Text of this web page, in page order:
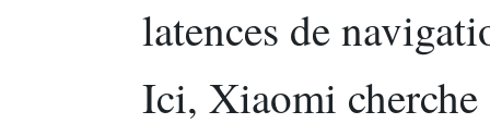
latences de
Ici, Xiaomi cherche